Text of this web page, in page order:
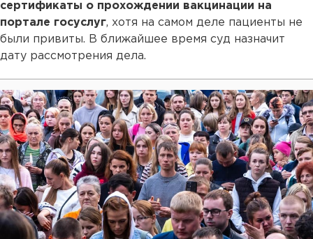
сертификаты о прохождении вакцинации на
портале госуслуг, хотя на самом деле пациенты не
были привиты. В ближайшее время суд назначит
дату рассмотрения дела.